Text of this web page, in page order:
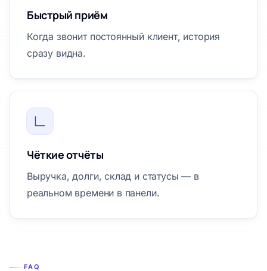
Быстрый приём
Когда звонит постоянный клиент, история
сразу видна.
Чёткие отчёты
Выручка, долги, склад и статусы — в
реальном времени в панели.
FAQ